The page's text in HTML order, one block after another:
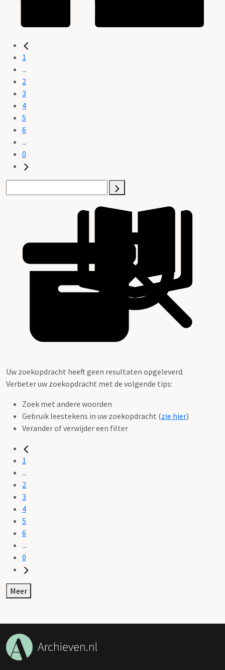
1
...
2
3
4
5
6
...
0
Uw zoekopdracht heeft geen resultaten opgeleverd.
Verbeter uw zoekopdracht met de volgende tips:
Zoek met andere woorden
Gebruik leestekens in uw zoekopdracht (zie hier)
Verander of verwijder een filter
1
...
2
3
4
5
6
...
0
Meer